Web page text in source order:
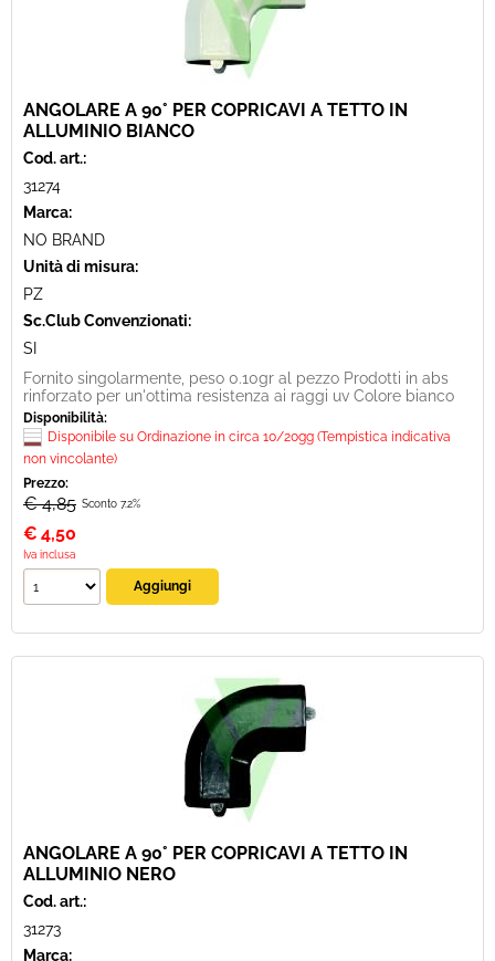
ANGOLARE A 90° PER COPRICAVI A TETTO IN
ALLUMINIO BIANCO
Cod. art.:
31274
Marca:
NO BRAND
Unità di misura:
PZ
Sc.Club Convenzionati:
SI
Fornito singolarmente, peso 0.10gr al pezzo Prodotti in abs
rinforzato per un'ottima resistenza ai raggi uv Colore bianco
Disponibilità:
Disponibile su Ordinazione in circa 10/20gg (Tempistica indicativa
non vincolante)
Prezzo:
€ 4,85 Sconto 7.2%
€ 4,50
Iva inclusa
ANGOLARE A 90° PER COPRICAVI A TETTO IN
ALLUMINIO NERO
Cod. art.:
31273
Marca: